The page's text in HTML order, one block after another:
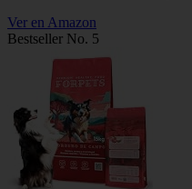
Ver en Amazon
Bestseller No. 5